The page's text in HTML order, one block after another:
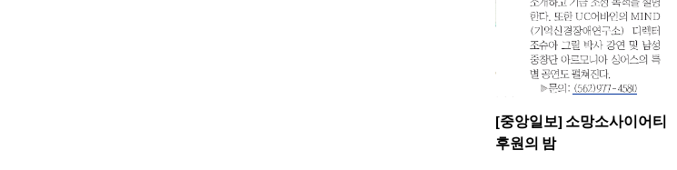
[중앙일보] 소망소사이어티
후원의 밤